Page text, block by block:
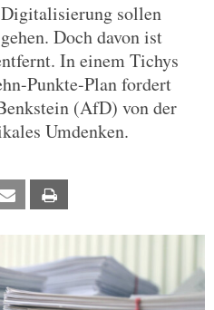
sollen
Doch davon ist
In einem Tichys
Punkte-Plan fordert
(AfD) von der
Umdenken.
Email